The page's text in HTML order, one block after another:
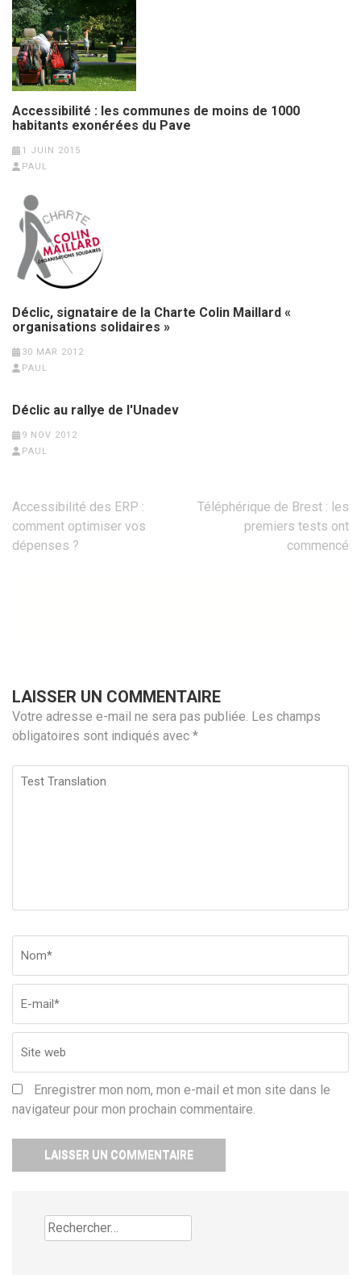
Accessibilité : les communes de moins de 1000
habitants exonérées du Pave
1 JUIN 2015
PAUL
Déclic, signataire de la Charte Colin Maillard «
organisations solidaires »
30 MAR 2012
PAUL
Déclic au rallye de l'Unadev
9 NOV 2012
PAUL
Navigation
de
l’article
Accessibilité des ERP :
comment optimiser vos
dépenses ?
Téléphérique de Brest : les
premiers tests ont
commencé
LAISSER UN COMMENTAIRE
Votre adresse e-mail ne sera pas publiée. Les champs
obligatoires sont indiqués avec *
Test
Enregistrer mon nom, mon e-mail et mon site dans le
navigateur pour mon prochain commentaire.
Rechercher :